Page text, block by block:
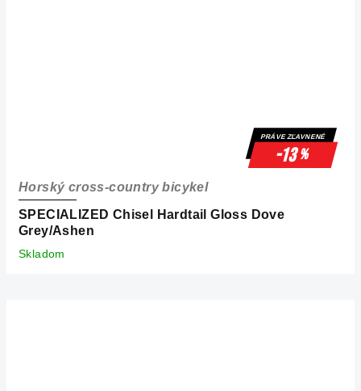
PRÁVE ZĽAVNENÉ
-13%
SPECIALIZED Chisel Hardtail Gloss Dove
Grey/Ashen
Horský cross-country bicykel
Skladom